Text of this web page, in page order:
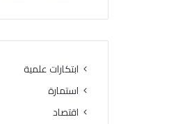
ابتكارات علمية
استمارة
اقتصاد